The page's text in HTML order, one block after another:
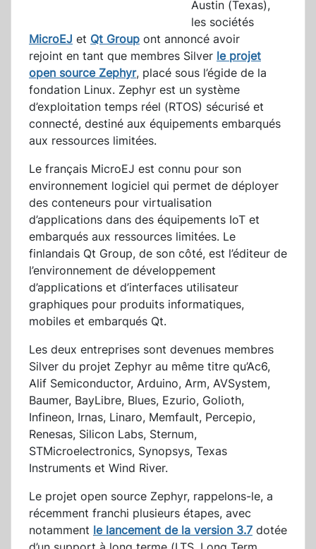
Austin (Texas),
les sociétés
MicroEJ et Qt Group ont annoncé avoir
rejoint en tant que membres Silver le projet
open source Zephyr, placé sous l’égide de la
fondation Linux. Zephyr est un système
d’exploitation temps réel (RTOS) sécurisé et
connecté, destiné aux équipements embarqués
aux ressources limitées.
Le français MicroEJ est connu pour son
environnement logiciel qui permet de déployer
des conteneurs pour virtualisation
d’applications dans des équipements IoT et
embarqués aux ressources limitées. Le
finlandais Qt Group, de son côté, est l’éditeur de
l’environnement de développement
d’applications et d’interfaces utilisateur
graphiques pour produits informatiques,
mobiles et embarqués Qt.
Les deux entreprises sont devenues membres
Silver du projet Zephyr au même titre qu’Ac6,
Alif Semiconductor, Arduino, Arm, AVSystem,
Baumer, BayLibre, Blues, Ezurio, Golioth,
Infineon, Irnas, Linaro, Memfault, Percepio,
Renesas, Silicon Labs, Sternum,
STMicroelectronics, Synopsys, Texas
Instruments et Wind River.
Le projet open source Zephyr, rappelons-le, a
récemment franchi plusieurs étapes, avec
notamment le lancement de la version 3.7 dotée